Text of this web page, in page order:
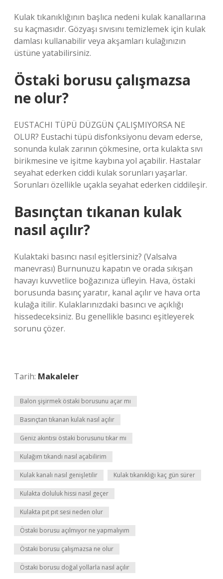
Kulak tıkanıklığının başlıca nedeni kulak kanallarına
su kaçmasıdır. Gözyaşı sıvısını temizlemek için kulak
damlası kullanabilir veya akşamları kulağınızın
üstüne yatabilirsiniz.
Östaki borusu çalışmazsa
ne olur?
EUSTACHI TÜPÜ DÜZGÜN ÇALIŞMIYORSA NE
OLUR? ​​Eustachi tüpü disfonksiyonu devam ederse,
sonunda kulak zarının çökmesine, orta kulakta sıvı
birikmesine ve işitme kaybına yol açabilir. Hastalar
seyahat ederken ciddi kulak sorunları yaşarlar.
Sorunları özellikle uçakla seyahat ederken ciddileşir.
Basınçtan tıkanan kulak
nasıl açılır?
Kulaktaki basıncı nasıl eşitlersiniz? (Valsalva
manevrası) Burnunuzu kapatın ve orada sıkışan
havayı kuvvetlice boğazınıza üfleyin. Hava, östaki
borusunda basınç yaratır, kanal açılır ve hava orta
kulağa itilir. Kulaklarınızdaki basıncı ve açıklığı
hissedeceksiniz. Bu genellikle basıncı eşitleyerek
sorunu çözer.
Tarih: Makaleler
Balon şişirmek östaki borusunu açar mı
Basınçtan tıkanan kulak nasıl açılır
Geniz akıntısı östaki borusunu tıkar mı
Kulağım tıkandı nasıl açabilirim
Kulak kanalı nasıl genişletilir Kulak tıkanıklığı kaç gün sürer
Kulakta doluluk hissi nasıl geçer
Kulakta pıt pıt sesi neden olur
Östaki borusu açılmıyor ne yapmalıyım
Östaki borusu çalışmazsa ne olur
Östaki borusu doğal yollarla nasıl açılır